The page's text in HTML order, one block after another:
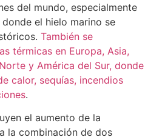
del mundo, especialmente
el hielo marino se
También se
térmicas en Europa, Asia,
y América del Sur, donde
calor, sequías, incendios
.
el aumento de la
la combinación de dos